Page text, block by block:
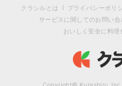
クラシルとは プライバシーポリ
サービスに関してのお問い合
おいしく安全に料理